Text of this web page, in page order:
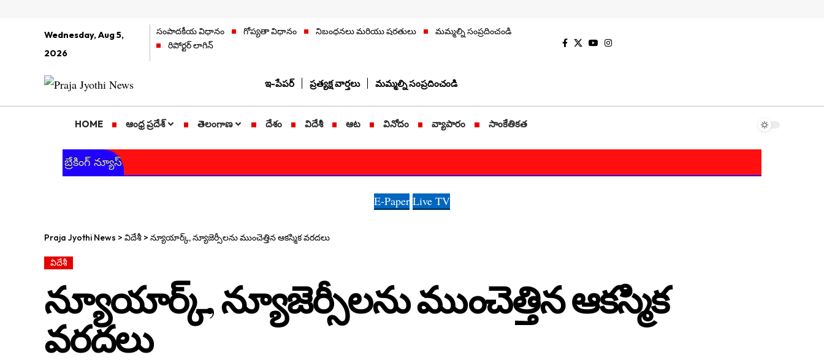
Wednesday, Aug 5,
2026
సంపాదకీయ విధానం గోప్యతా విధానం నిబంధనలు మరియు షరతులు
మమ్మల్ని సంప్రదించండి
రిపోర్టర్ లాగిన్
ఇ-పేపర్ ప్రత్యక్ష వార్తలు మమ్మల్ని సంప్రదించండి
HOME ఆంధ్ర ప్రదేశ్ తెలంగాణ దేశం విదేశీ ఆట వినోదం వ్యాపారం సాంకేతికత
బ్రేకింగ్ న్యూస్
E-Paper Live TV
Praja Jyothi News > విదేశీ > న్యూయార్క్, న్యూజెర్సీలను ముంచెత్తిన ఆకస్మిక వరదలు
విదేశీ
న్యూయార్క్, న్యూజెర్సీలను ముంచెత్తిన ఆకస్మిక
వరదలు